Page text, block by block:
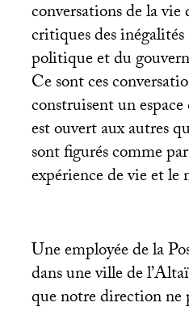
conversations de la
critiques des inégalités
politique et du
Ce sont ces
construisent un
est ouvert aux autres
sont figurés comme
expérience de vie et le
Une employée de la
dans une ville de
que notre direction ne